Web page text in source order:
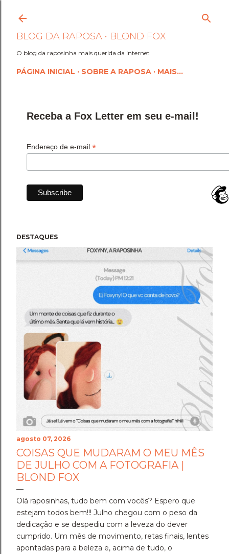
Pular para o conteúdo
BLOG DA RAPOSA • BLOND FOX
O blog da raposinha mais querida da internet
PÁGINA INICIAL SOBRE A RAPOSA MAIS…
Receba a Fox Letter em seu e-mail!
Endereço de e-mail *
DESTAQUES
agosto 07, 2026
COISAS QUE MUDARAM O MEU MÊS
DE JULHO COM A FOTOGRAFIA |
BLOND FOX
Olá raposinhas, tudo bem com vocês? Espero que
estejam todos bem!!! Julho chegou com o peso da
dedicação e se despediu com a leveza do dever
cumprido. Um mês de movimento, retas finais, lentes
apontadas para a beleza e, acima de tudo, o